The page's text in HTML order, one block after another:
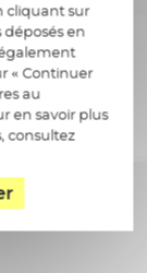
cliquant sur
déposés en
« Continuer
au
en savoir plus
consultez